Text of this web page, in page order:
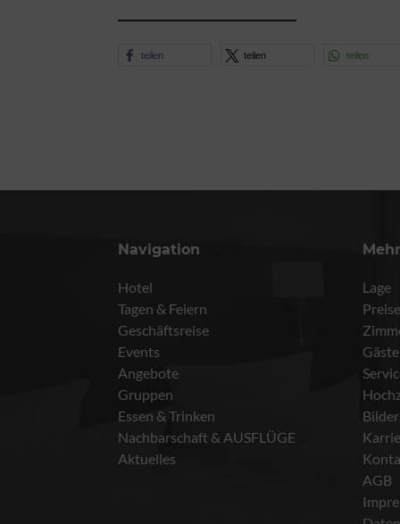
teilen teilen teilen
Navigation
Hotel
Tagen & Feiern
Geschäftsreise
Events
Angebote
Gruppen
Essen & Trinken
Nachbarschaft & AUSFLÜGE
Aktuelles
Mehr
Lage
Preise
Bilder
AGB